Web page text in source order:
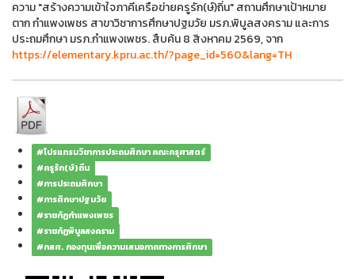
ความ "สร้างความเข้าใจภาคีเครือข่ายครูรัก(ษ์)ถิ่น" สถานศึกษาเป้าหมาย
ตาก กำแพงเพชร สาขาวิชาการศึกษาปฐมวัย มรภ.พิบูลสงคราม และการ
ประถมศึกษา มรภ.กำแพงเพชร. สืบค้น 8 สิงหาคม 2569, จาก
https://elementary.kpru.ac.th/?page_id=560&lang=TH
#โปรแกรมวิชาการประถมศึกษา คณะครุศาสตร์
#ครูรัก(ษ์)ถิ่น
#การประถมศึกษา
#การศึกษาปฐมวัย
#ราชภัฏกำแพงเพชร
#ราชภัฏพิบูลสงคราม
#กสศ. กองทุนเพื่อความเสมอภาคทางการศึกษา